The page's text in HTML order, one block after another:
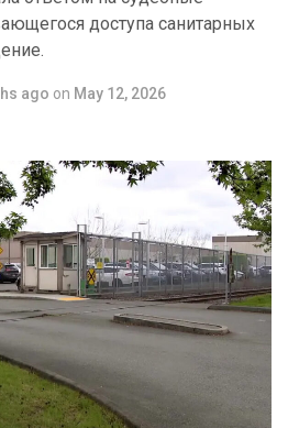
доступа санитарных
ago on May 12, 2026